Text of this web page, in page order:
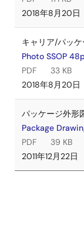
2018年8月20日
キャリア/パッケ
Photo SSOP
PDF
33 KB
2018年8月20日
パッケージ外形
Package
PDF
39 KB
2011年12月22日